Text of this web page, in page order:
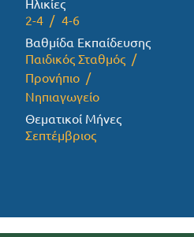
Ηλικίες
2-4
4-6
Βαθμίδα Εκπαίδευσης
Παιδικός Σταθμός
Προνήπιο
Νηπιαγωγείο
Θεματικοί Μήνες
Σεπτέμβριος